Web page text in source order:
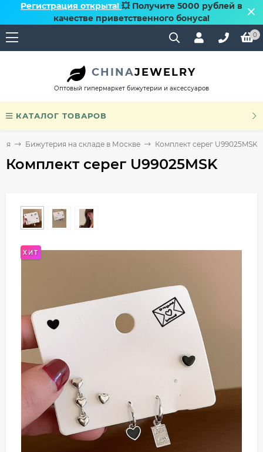
Регистрация открыта! 💥 Получите 5000 рублей в
качестве приветственного бонуса!
0
CHINAJEWELRY
Оптовый гипермаркет бижутерии и аксессуаров
КАТАЛОГ ТОВАРОВ
Бижутерия на складе в Москве Комплект серег U99025MSK
Комплект серег U99025MSK
ХИТ